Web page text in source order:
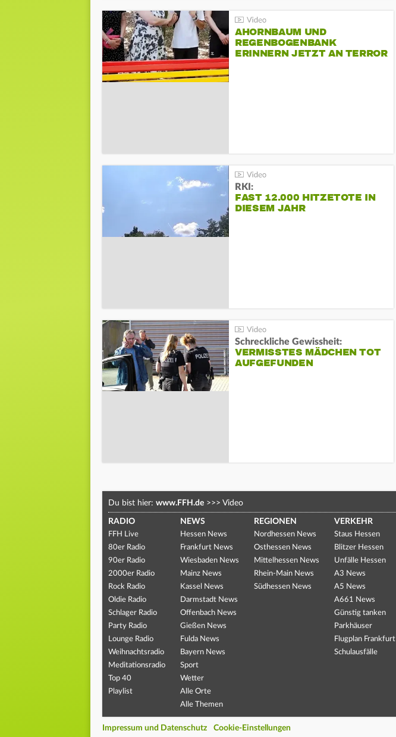
AHORNBAUM UND
REGENBOGENBANK
ERINNERN JETZT AN TERROR
RKI:
FAST 12.000 HITZETOTE IN
DIESEM JAHR
Schreckliche Gewissheit:
VERMISSTES MÄDCHEN TOT
AUFGEFUNDEN
Du bist hier: www.FFH.de >>> Video
RADIO
FFH Live
80er Radio
90er Radio
2000er Radio
Rock Radio
Oldie Radio
Schlager Radio
Party Radio
Lounge Radio
Weihnachtsradio
Meditationsradio
Top 40
Playlist
NEWS
Hessen News
Frankfurt News
Wiesbaden News
Mainz News
Kassel News
Darmstadt News
Offenbach News
Gießen News
Fulda News
Bayern News
Sport
Wetter
Alle Orte
Alle Themen
REGIONEN
Nordhessen News
Osthessen News
Mittelhessen News
Rhein-Main News
Südhessen News
VERKEHR
Staus Hessen
Blitzer Hessen
Unfälle Hessen
A3 News
A5 News
A661 News
Günstig tanken
Parkhäuser
Flugplan Frankfurt
Schulausfälle
Impressum und Datenschutz Cookie-Einstellungen